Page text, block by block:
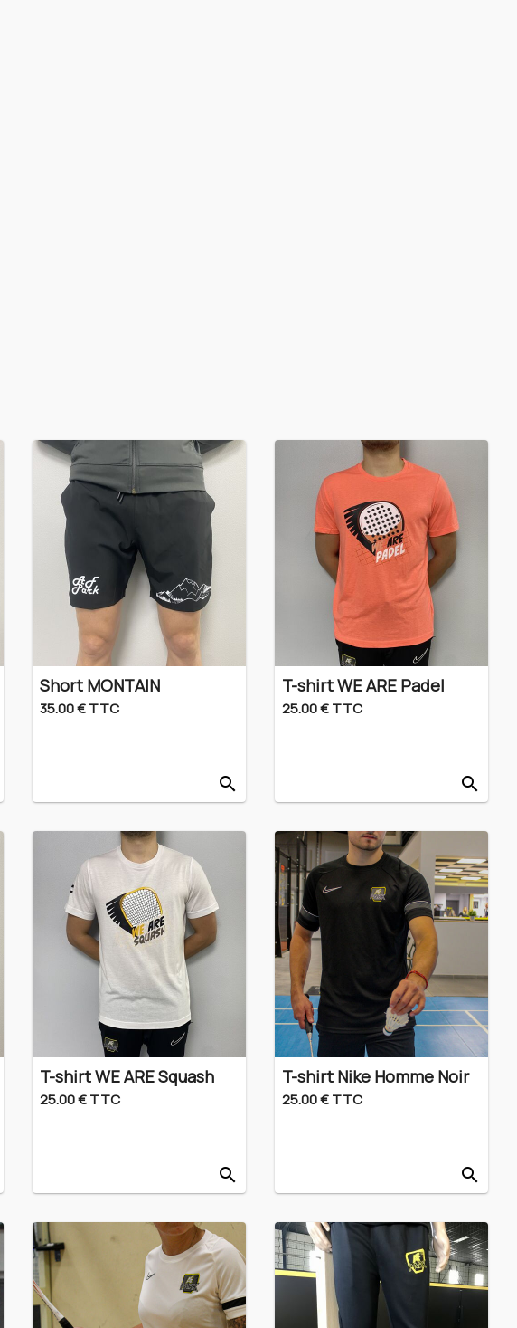
Short MONTAIN
35.00 € TTC
search
T-shirt WE ARE Padel
25.00 € TTC
search
T-shirt WE ARE Squash
25.00 € TTC
search
T-shirt Nike Homme Noir
25.00 € TTC
search